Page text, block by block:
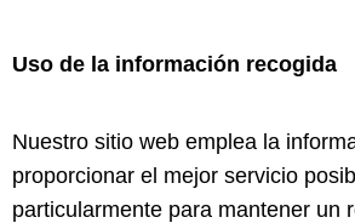
Uso de la información recogida
Nuestro sitio web emplea la
proporcionar el mejor servicio
particularmente para mantener un